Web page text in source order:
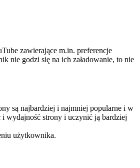
zawierające m.in. preferencje
nie godzi się na ich załadowanie, to nie
są najbardziej i najmniej popularne i w
wydajność strony i uczynić ją bardziej
użytkownika.